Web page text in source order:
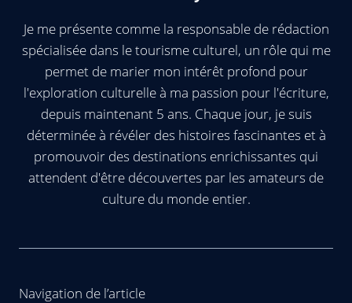
Je me présente comme la responsable de rédaction
spécialisée dans le tourisme culturel, un rôle qui me
permet de marier mon intérêt profond pour
l'exploration culturelle à ma passion pour l'écriture,
depuis maintenant 5 ans. Chaque jour, je suis
déterminée à révéler des histoires fascinantes et à
promouvoir des destinations enrichissantes qui
attendent d'être découvertes par les amateurs de
culture du monde entier.
Navigation de l’article